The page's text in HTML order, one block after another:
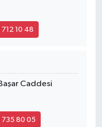
712 10 48
Caddesi
735 80 05